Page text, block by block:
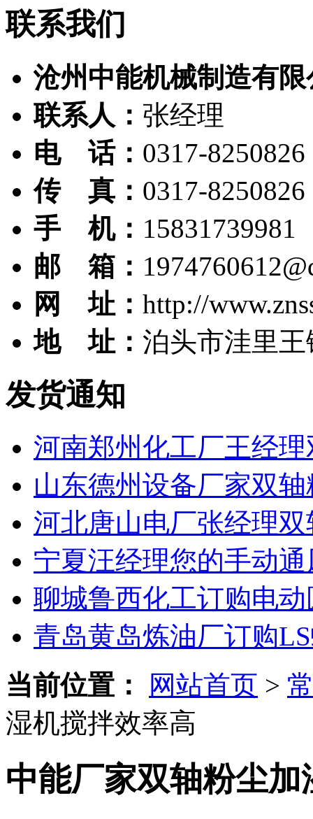
联系我们
沧州中能机械制造有限
联系人： 张经理
电 话： 0317-8250826
传 真： 0317-8250826
手 机： 15831739981
邮 箱：
网 址： http://
地 址： 泊头市洼里
发货通知
河南郑州化工厂王经
山东德州设备厂家双
河北唐山电厂张经理
宁夏汪经理您的手动
聊城鲁西化工订购电
青岛黄岛炼油厂订购
当前位置：
网站首页 >
湿机搅拌效率高
中能厂家双轴粉尘